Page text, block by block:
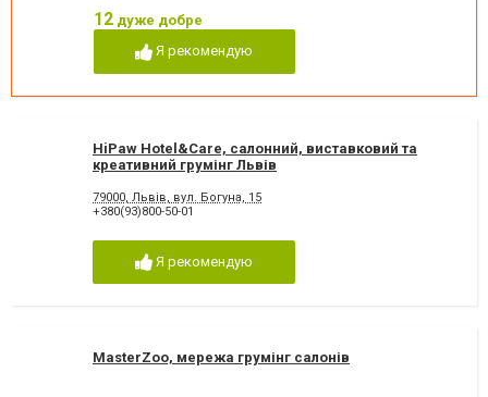
12 дуже добре
Я рекомендую
HiPaw Hotel&Care, салонний, виставковий та
креативний грумінг Львів
79000, Львів, вул. Богуна, 15
+380(93)800-50-01
Я рекомендую
MasterZoo, мережа грумінг салонів